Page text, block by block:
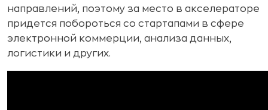
направлений, поэтому за место в акселераторе
придется побороться со стартапами в сфере
электронной коммерции, анализа данных,
логистики и других.